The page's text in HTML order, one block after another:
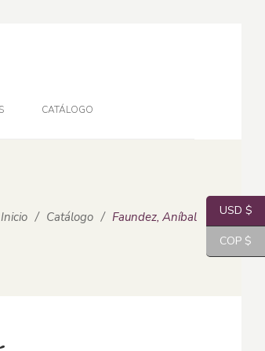
CATÁLOGO
Inicio / Catálogo / Faundez, Aníbal USD $
COP $